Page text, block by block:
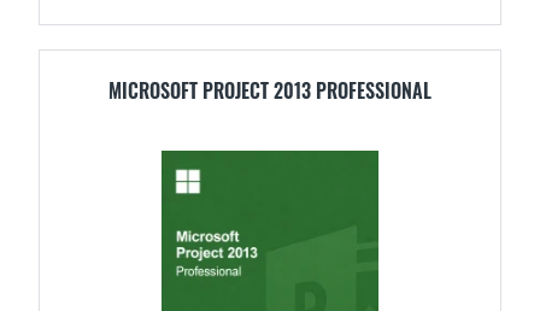
MICROSOFT PROJECT 2013 PROFESSIONAL